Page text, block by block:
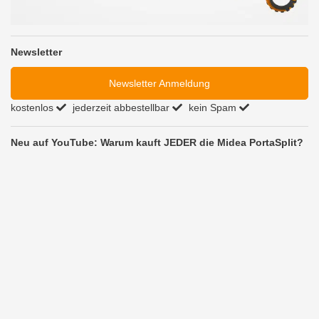
Newsletter
Newsletter Anmeldung
kostenlos jederzeit abbestellbar kein Spam
Neu auf YouTube: Warum kauft JEDER die Midea PortaSplit?